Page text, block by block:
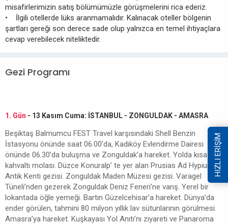
misafirlerimizin satış bölümümüzle görüşmelerini rica ederiz.
• İlgili otellerde lüks aranmamalıdır. Kalınacak oteller bölgenin
şartları gereği son derece sade olup yalnızca en temel ihtiyaçlara
cevap verebilecek niteliktedir.
Gezi Programı
1. Gün - 13 Kasım Cuma: İSTANBUL - ZONGULDAK - AMASRA
Beşiktaş Balmumcu FEST Travel karşısındaki Shell Benzin
İstasyonu önünde saat 06.00’da, Kadıköy Evlendirme Dairesi
önünde 06.30’da buluşma ve Zonguldak’a hareket. Yolda kısa bir
kahvaltı molası. Düzce Konuralp’ te yer alan Prusias Ad Hypium
Antik Kenti gezisi. Zonguldak Maden Müzesi gezisi. Varagel
Tüneli’nden gezerek Zonguldak Deniz Feneri’ne varış. Yerel bir
lokantada öğle yemeği. Bartın Güzelcehisar’a hareket. Dünya’da
ender görülen, tahmini 80 milyon yıllık lav sütunlarının görülmesi.
Amasra’ya hareket. Kuşkayası Yol Anıtı’nı ziyareti ve Panaroma
HIZLI ERİŞİM